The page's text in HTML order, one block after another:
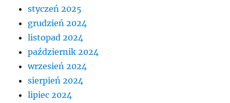
styczeń 2025
grudzień 2024
listopad 2024
październik 2024
wrzesień 2024
sierpień 2024
lipiec 2024